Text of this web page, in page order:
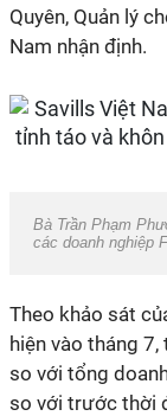
Quyên, Quản lý
Nam nhận định.
Bà Trần Phạm
các doanh nghiệp
Theo khảo sát
hiện vào tháng
so với tổng
so với trước thời